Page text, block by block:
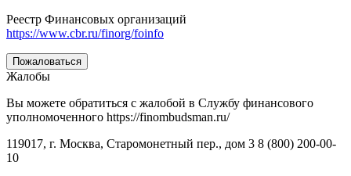
Реестр Финансовых организаций
https://www.cbr.ru/finorg/foinfo
Пожаловаться
Жалобы
Вы можете обратиться с жалобой в Службу финансового
уполномоченного https://finombudsman.ru/
119017, г. Москва, Старомонетный пер., дом 3 8 (800) 200-00-
10